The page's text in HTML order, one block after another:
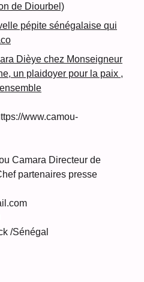
de Diourbel)
pépite sénégalaise qui
Dièye chez Monseigneur
un plaidoyer pour la paix ,
www.camou-
Camara Directeur de
partenaires presse
/Sénégal